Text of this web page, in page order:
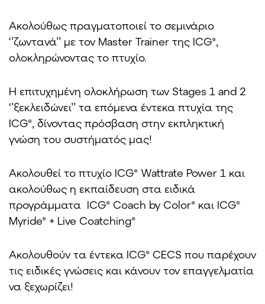
Ακολούθως πραγματοποιεί το σεμινάριο
‘’ζωντανά’’ με τον Master Trainer της ICG®,
ολοκληρώνοντας το πτυχίο.
Η επιτυχημένη ολοκλήρωση των Stages 1 and 2
‘’ξεκλειδώνει’’ τα επόμενα έντεκα πτυχία της
ICG®, δίνοντας πρόσβαση στην εκπληκτική
γνώση του συστήματός μας!
Ακολουθεί το πτυχίο ICG® Wattrate Power 1 και
ακολούθως η εκπαίδευση στα ειδικά
προγράμματα ICG® Coach by Color® και ICG®
Myride® + Live Coatching®
Ακολουθούν τα έντεκα ICG® CECS που παρέχουν
τις ειδικές γνώσεις και κάνουν τον επαγγελματία
να ξεχωρίζει!